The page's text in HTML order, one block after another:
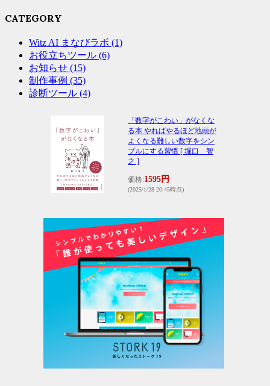
CATEGORY
Witz AI まなびラボ (1)
お役立ちツール (6)
お知らせ (15)
制作事例 (35)
診断ツール (4)
「数字がこわい」がなくな
る本 やればやるほど地頭が
よくなる難しい数字をシン
プルにする習慣 [ 堀口 智
之 ]
価格:1595円
(2025/1/28 20:45時点)